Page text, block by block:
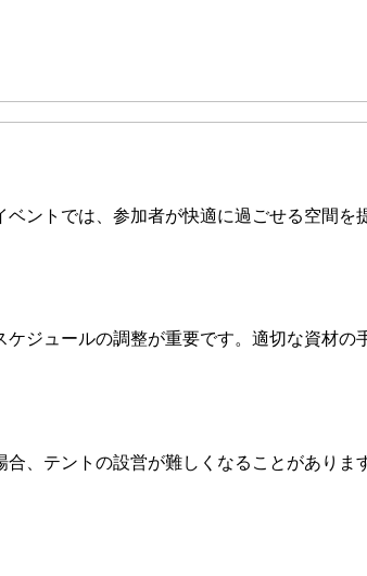
ントでは、参加者が快適に過ごせる空間
ジュールの調整が重要です。適切な資材の
、テントの設営が難しくなることがあり